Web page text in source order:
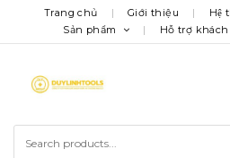
Trang chủ Giới thiệu
Hệ
Sản phẩm
Hỗ trợ